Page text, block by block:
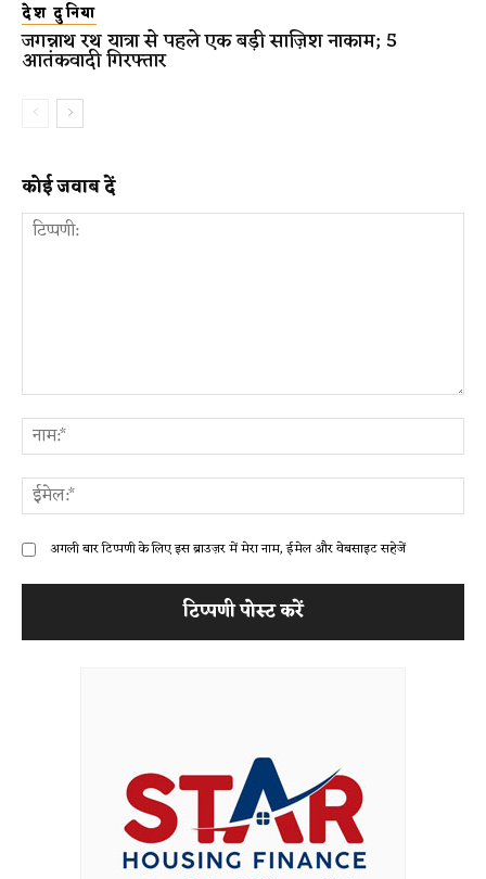
देश दुनिया
जगन्नाथ रथ यात्रा से पहले एक बड़ी साज़िश नाकाम; 5
आतंकवादी गिरफ्तार
कोई जवाब दें
अगली बार टिप्पणी के लिए इस ब्राउज़र में मेरा नाम, ईमेल और वेबसाइट सहेजें